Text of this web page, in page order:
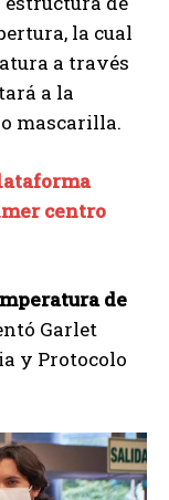
la cual
a través
a la
mascarilla.
centro
de
Garlet
y Protocolo